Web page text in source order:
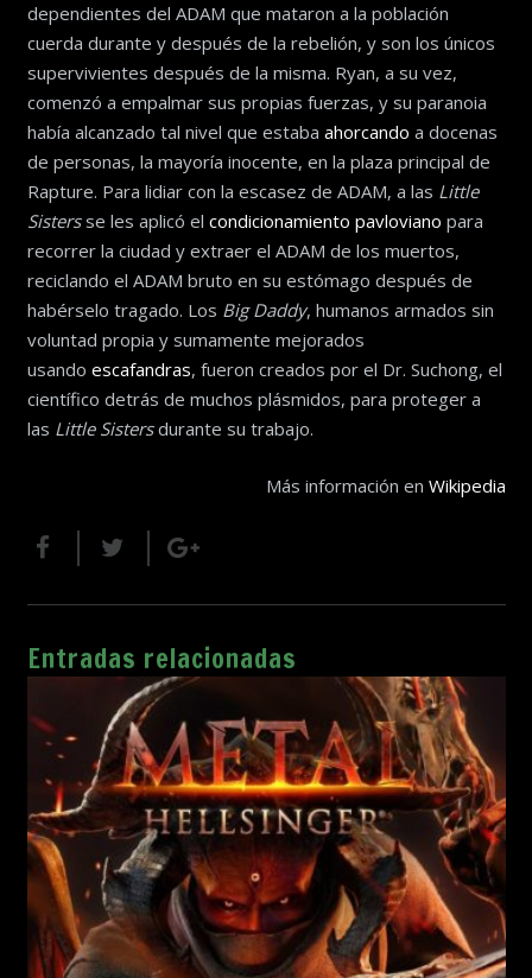
dependientes del ADAM que mataron a la población
cuerda durante y después de la rebelión, y son los únicos
supervivientes después de la misma. Ryan, a su vez,
comenzó a empalmar sus propias fuerzas, y su paranoia
había alcanzado tal nivel que estaba ahorcando a docenas
de personas, la mayoría inocente, en la plaza principal de
Rapture. Para lidiar con la escasez de ADAM, a las Little
Sistersse les aplicó el condicionamiento pavloviano para
recorrer la ciudad y extraer el ADAM de los muertos,
reciclando el ADAM bruto en su estómago después de
habérselo tragado. Los Big Daddy, humanos armados sin
voluntad propia y sumamente mejorados
usando escafandras, fueron creados por el Dr. Suchong, el
científico detrás de muchos plásmidos, para proteger a
las Little Sistersdurante su trabajo.
Más información en Wikipedia
Entradas relacionadas